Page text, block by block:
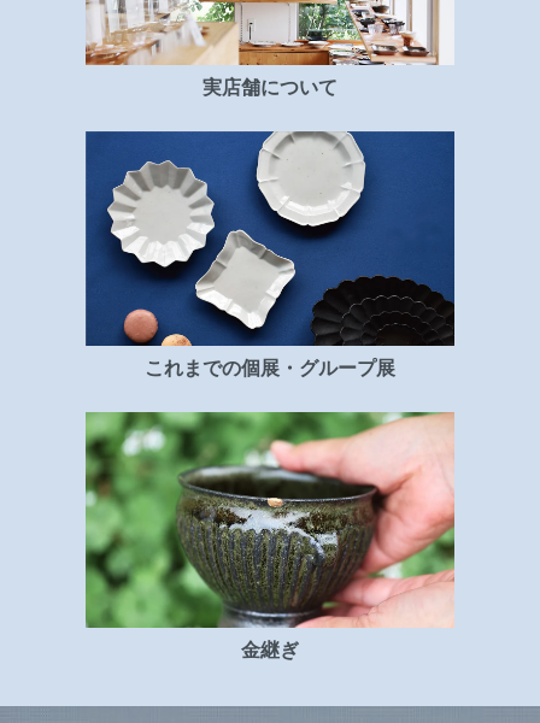
実店舗について
これまでの個展・グループ展
金継ぎ